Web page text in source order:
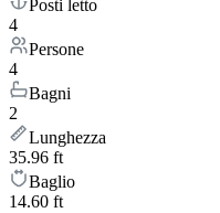
Posti letto
4
Persone
4
Bagni
2
Lunghezza
35.96 ft
Baglio
14.60 ft